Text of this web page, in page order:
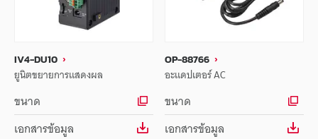
IV4-DU10
ยูนิตขยายการแสดงผล
ขนาด
เอกสารข้อมูล
OP-88766
อะแดปเตอร์ AC
ขนาด
เอกสารข้อมูล